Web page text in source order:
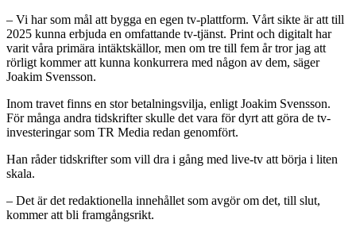
– Vi har som mål att bygga en egen tv-plattform. Vårt sikte är att till
2025 kunna erbjuda en omfattande tv-tjänst. Print och digitalt har
varit våra primära intäktskällor, men om tre till fem år tror jag att
rörligt kommer att kunna konkurrera med någon av dem, säger
Joakim Svensson.
Inom travet finns en stor betalningsvilja, enligt Joakim Svensson.
För många andra tidskrifter skulle det vara för dyrt att göra de tv-
investeringar som TR Media redan genomfört.
Han råder tidskrifter som vill dra i gång med live-tv att börja i liten
skala.
– Det är det redaktionella innehållet som avgör om det, till slut,
kommer att bli framgångsrikt.